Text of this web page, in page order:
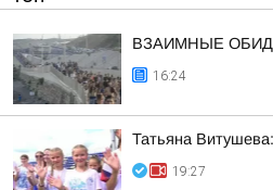
ВЗАИМНЫЕ
16:24
Татьяна
19:27